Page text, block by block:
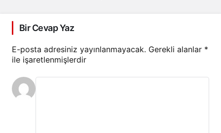
Bir Cevap Yaz
E-posta adresiniz yayınlanmayacak. Gerekli alanlar *
ile işaretlenmişlerdir